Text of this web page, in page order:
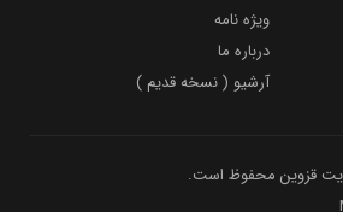
ویژه نامه
درباره ما
آرشیو ( نسخه قدیم )
قزوین محفوظ است.